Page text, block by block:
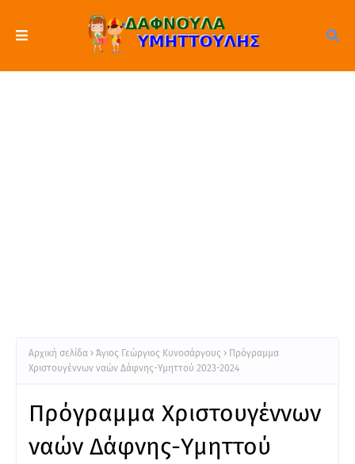
Αρχική σελίδα Άγιος Γεώργιος Κυνοσάργους
Πρόγραμμα
Χριστουγέννων ναών Δάφνης-Υμηττού 2023-2024
Πρόγραμμα Χριστουγέννων
ναών Δάφνης-Υμηττού